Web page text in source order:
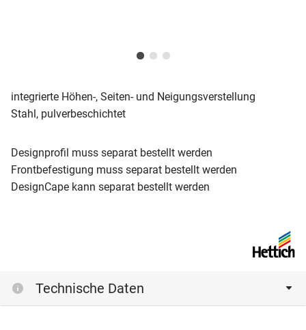
integrierte Höhen-, Seiten- und Neigungsverstellung
Stahl, pulverbeschichtet
Designprofil muss separat bestellt werden
Frontbefestigung muss separat bestellt werden
DesignCape kann separat bestellt werden
Technische Daten